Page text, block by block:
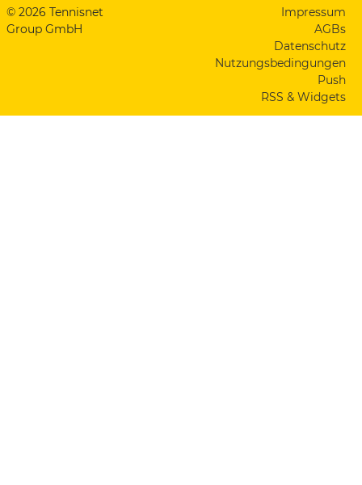
© 2026 Tennisnet
Group GmbH
Impressum
AGBs
Datenschutz
Nutzungsbedingungen
Push
RSS & Widgets